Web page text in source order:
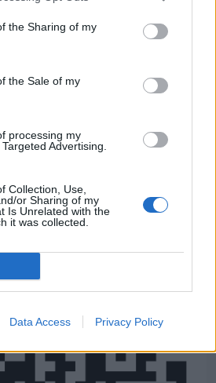
the Sharing of my
the Sale of my
processing my
Advertising.
Collection, Use,
or Sharing of my
Is Unrelated with the
it was collected.
Data Access Privacy Policy
εθελοντισμού
μας, με ένα απλό σάρωμα